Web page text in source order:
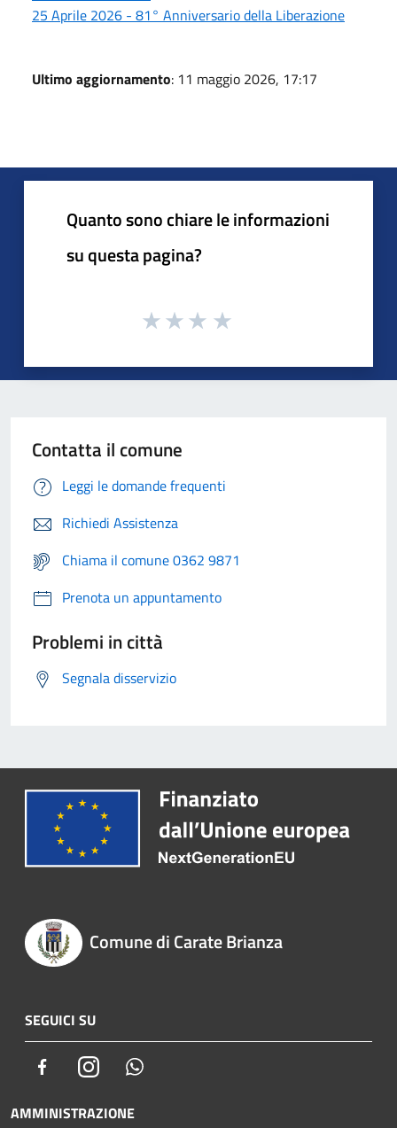
25 Aprile 2026 - 81° Anniversario della Liberazione
Ultimo aggiornamento: 11 maggio 2026, 17:17
Quanto sono chiare le informazioni
su questa pagina?
Contatta il comune
Leggi le domande frequenti
Richiedi Assistenza
Chiama il comune 0362 9871
Prenota un appuntamento
Problemi in città
Segnala disservizio
Comune di Carate Brianza
SEGUICI SU
FacebookInstagram
AMMINISTRAZIONE